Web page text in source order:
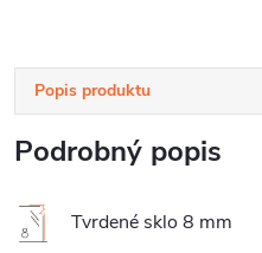
Popis produktu
Podrobný popis
Tvrdené sklo 8 mm